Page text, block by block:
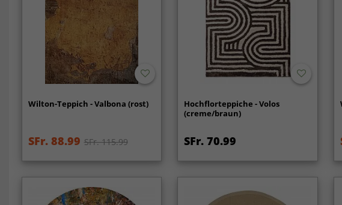
Wilton-Teppich - Valbona (rost)
SFr. 88.99 SFr. 115.99
Hochflorteppiche - Volos
(creme/braun)
SFr. 70.99